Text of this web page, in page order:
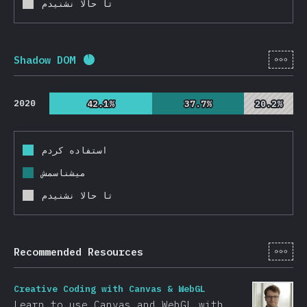
تا حالا نشنیدم
Shadow DOM Completion percentage: 22000
[fa-
2020 42.1%
42.1% 37.7%
37.7% 20.2%
20.2%
استفاده کردم
میشناسمش
تا حالا نشنیدم
Recommended Resources [fa-
Creative Coding with Canvas & WebGL